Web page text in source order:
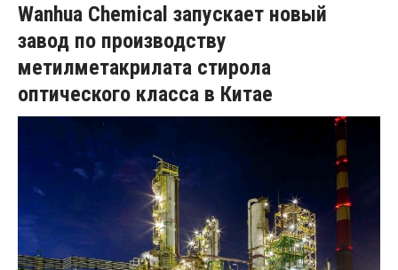
Wanhua Chemical запускает новый
завод по производству
метилметакрилата стирола
оптического класса в Китае